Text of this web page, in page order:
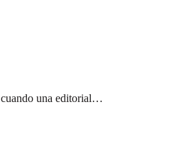
una editorial…